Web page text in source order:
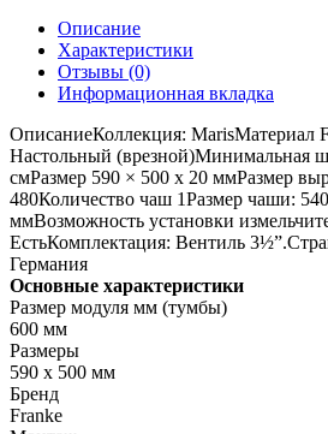
Описание
Характеристики
Отзывы (0)
Информационная вкладка
ОписаниеКоллекция: MarisМатериал
Настольный (врезной)Минимальная
смРазмер 590 × 500 х 20 ммРазмер
480Количество чаш 1Размер чаши:
ммВозможность установки
ЕстьКомплектация: Вентиль
Германия
Основные характеристики
Размер модуля мм (тумбы)
600 мм
Размеры
590 х 500 мм
Бренд
Franke